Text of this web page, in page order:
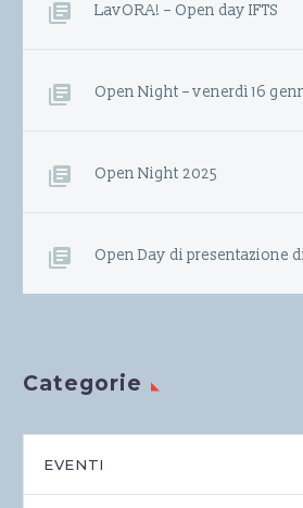
LavORA! – Open day IFTS
Open Night – venerdì 16
Open Night 2025
Open Day di presentazione
Categorie
EVENTI